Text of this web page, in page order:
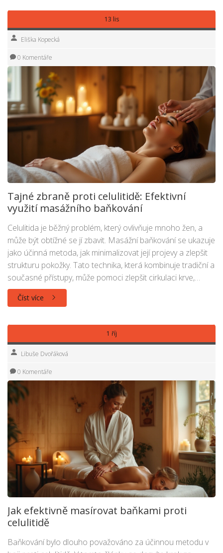
13 lis
Eliška Kopecká
0 Komentáře
Tajné zbraně proti celulitidě: Efektivní
využití masážního baňkování
Celulitida je běžný problém, který ovlivňuje mnoho žen, a
může být obtížné se jí zbavit. Masážní baňkování se ukazuje
jako účinná metoda, jak minimalizovat její projevy a zlepšit
strukturu pokožky. Tato technika, která kombinuje tradiční a
současné přístupy, může pomoci zlepšit cirkulaci krve,
podpořit detoxikaci a vyhladit pokožku. V článku se dozvíte,
jak správně používat baňkování a jaké další tipy a triky
Číst více
1 říj
Libuše Dvořáková
0 Komentáře
Jak efektivně masírovat baňkami proti
celulitidě
Baňkování bylo dlouho považováno za účinnou metodu v